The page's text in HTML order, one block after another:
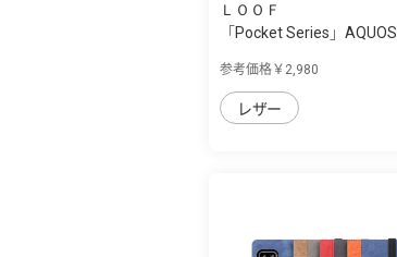
ＬＯＯＦ
「Pocket Series」AQUOS
参考価格￥2,980
レザー